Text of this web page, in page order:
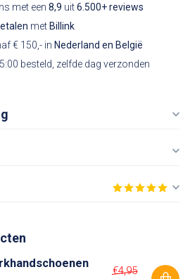
met een 8,9 uit6.500+ reviews
met Billink
€ 150,- in Nederland en België
besteld, zelfde dag verzonden
€4,95